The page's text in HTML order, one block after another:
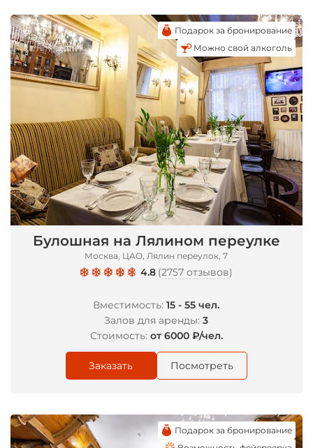
Булошная на Лялином переулке
Москва, ЦАО, Лялин переулок, 7
4.8 (2757 отзывов)
Вместимость:15 - 55 чел.
Залов для аренды:3
Стоимость: от 6000 ₽/чел.
Подарок за бронирование
Можно свой алкоголь
Заказать Посмотреть
Подарок за бронирование